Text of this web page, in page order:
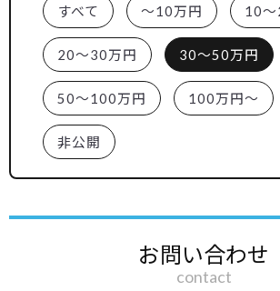
すべて ～10万円 10～
20～30万円 30～50万円
50～100万円 100万円～
非公開
お問い合わせ
contact